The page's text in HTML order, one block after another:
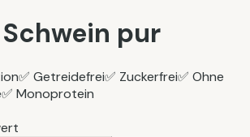
pur
✅ Getreidefrei✅ Zuckerfrei✅ Ohne
✅ Monoprotein